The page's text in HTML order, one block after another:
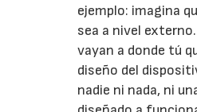
ejemplo: imagina
sea a nivel
vayan a donde tú
diseño del
nadie ni nada, ni